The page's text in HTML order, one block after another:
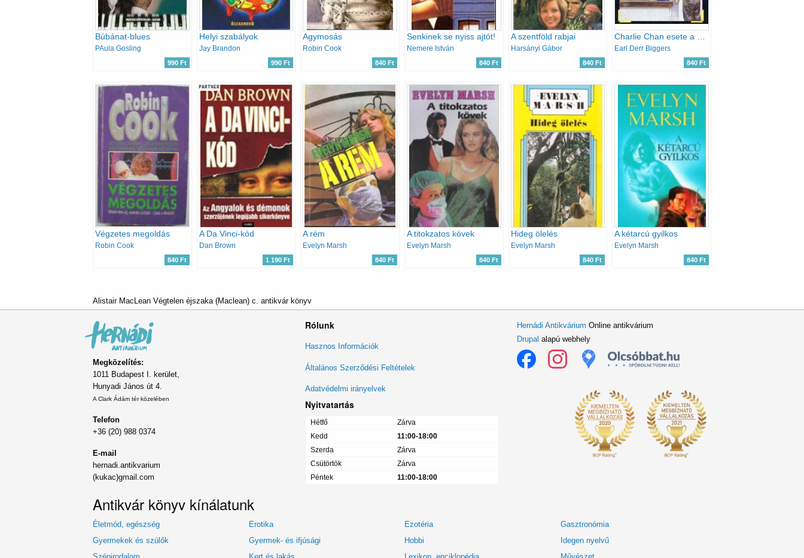
Búbánat-blues
PAula Gosling
990 Ft
Helyi szabályok
Jay Brandon
990 Ft
Agymosás
Robin Cook
840 Ft
Senkinek se nyiss ajtót!
Nemere István
840 Ft
A szentföld rabjai
Harsányi Gábor
840 Ft
Earl Derr Biggers
840 Ft
Végzetes megoldás
Robin Cook
840 Ft
PARTNER
A Da Vinci-kód
Dan Brown
1 190 Ft
A rém
Evelyn Marsh
840 Ft
A titokzatos kövek
Evelyn Marsh
840 Ft
Hideg ölelés
Evelyn Marsh
840 Ft
A kétarcú gyilkos
Evelyn Marsh
840 Ft
Alistair MacLean Végtelen éjszaka (Maclean) c. antikvár könyv
Megközelítés:
1011 Budapest I. kerület,
Hunyadi János út 4.
A Clark Ádám tér közelében
Telefon
+36 (20) 988 0374
E-mail
hernadi.antikvarium
(kukac)gmail.com
Rólunk
Lábléc
menü
Hasznos Információk
Általános Szerződési Feltételek
Adatvédelmi irányelvek
Nyitvatartás
Hétfő
Zárva
Kedd
11:00-18:00
Szerda
Zárva
Csütörtök
Zárva
Péntek
11:00-18:00
Hernádi Antikvárium Online antikvárium
Drupal alapú webhely
Antikvár könyv kínálatunk
Életmód, egészség Erotika Ezotéria
Gasztronómia
Gyermekek és szülők
Gyermek- és ifjúsági Hobbi
Idegen nyelvű